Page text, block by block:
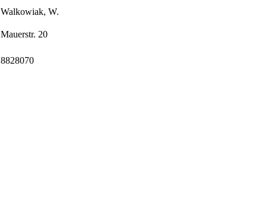
Walkowiak, W.
Mauerstr. 20
8828070